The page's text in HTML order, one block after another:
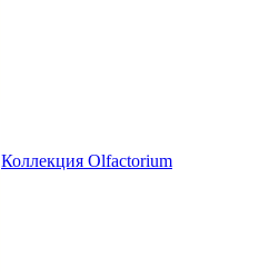
Коллекция Olfactorium